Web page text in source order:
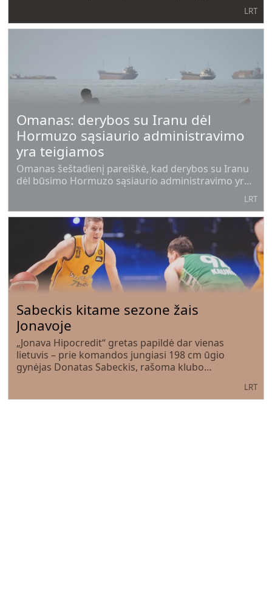
LRT
Omanas: derybos su Iranu dėl
Hormuzo sąsiaurio administravimo
yra teigiamos
Omanas šeštadienį pareiškė, kad derybos su Iranu
dėl būsimo Hormuzo sąsiaurio administravimo yra
tęsiant šio itin svarbaus vandens kelio blokadą.
LRT
Sabeckis kitame sezone žais
Jonavoje
„Jonava Hipocredit“ gretas papildė dar vienas
lietuvis – prie komandos jungiasi 198 cm ūgio
gynėjas Donatas Sabeckis, rašoma klubo
LRT